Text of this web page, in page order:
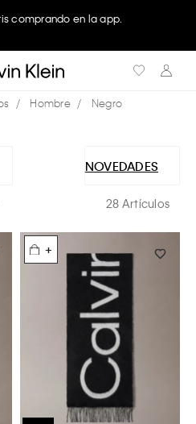
comprando en la app.
Hombre Negro
NOVEDADES
28 Artículos
+